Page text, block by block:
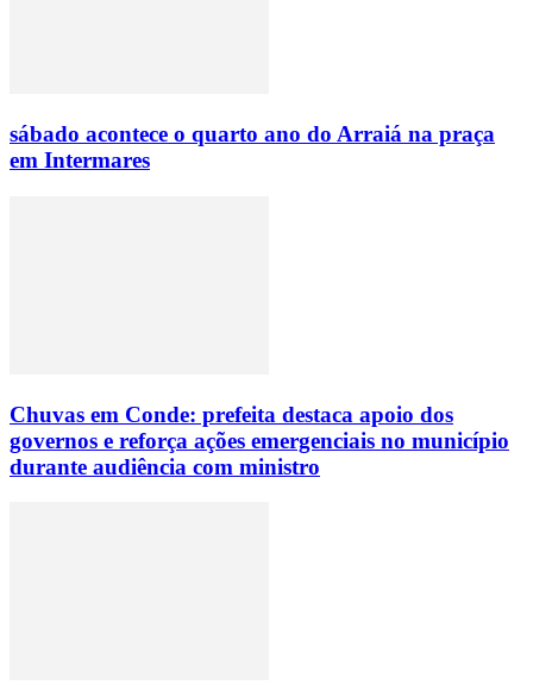
sábado acontece o quarto ano do Arraiá na praça
em Intermares
Chuvas em Conde: prefeita destaca apoio dos
governos e reforça ações emergenciais no município
durante audiência com ministro